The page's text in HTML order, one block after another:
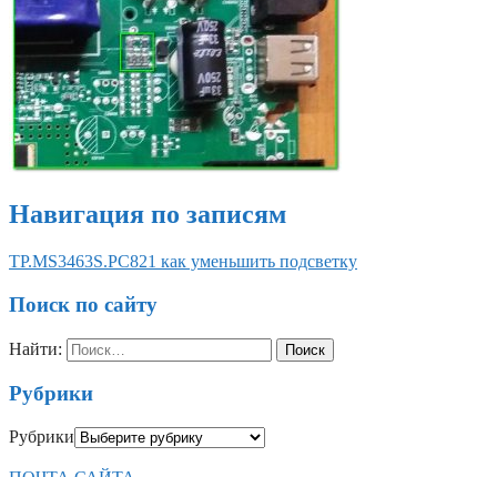
Навигация по записям
TP.MS3463S.PC821 как уменьшить подсветку
Поиск по сайту
Найти:
Рубрики
Рубрики